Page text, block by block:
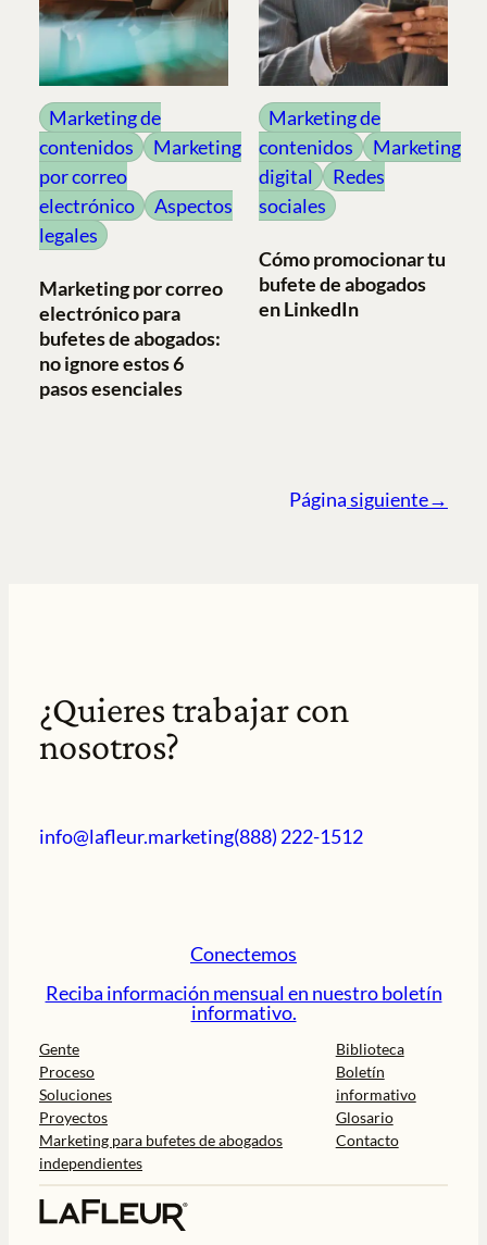
Marketing de
contenidos
Marketing
por correo
electrónico
Aspectos
legales
Marketing por correo
electrónico para
bufetes de abogados:
no ignore estos 6
pasos esenciales
Marketing de
contenidos
Marketing
digital
Redes
sociales
Cómo promocionar tu
bufete de abogados
en LinkedIn
Páginasiguiente→
¿Quieres trabajar con
nosotros?
info@lafleur.marketing(888) 222-1512
Conectemos
Reciba información mensual en nuestro boletín
informativo.
Gente
Proceso
Soluciones
Proyectos
Marketing para bufetes de abogados
independientes
Biblioteca
Boletín
informativo
Glosario
Contacto